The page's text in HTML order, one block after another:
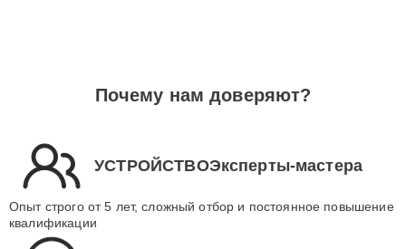
Почему нам доверяют?
УСТРОЙСТВОЭксперты-мастера
Опыт строго от 5 лет, сложный отбор и постоянное повышение
квалификации